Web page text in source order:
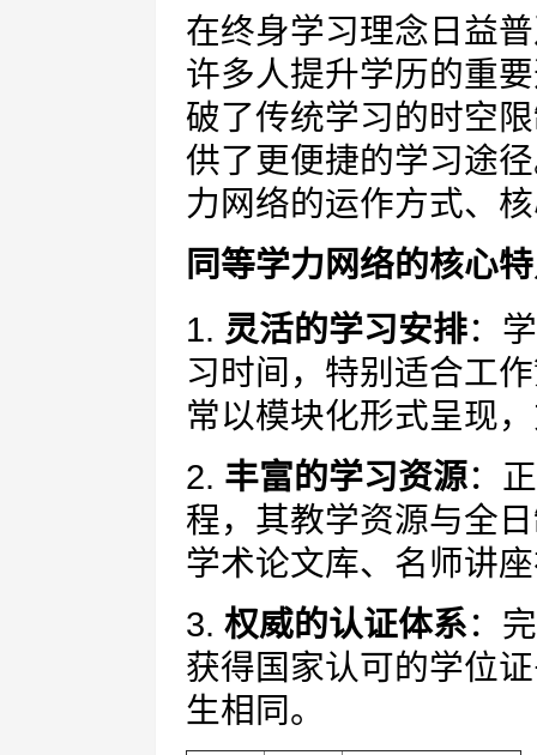
在终身学习理念日益
许多人提升学历的重
破了传统学习的时空
供了更便捷的学习途
力网络的运作方式、
同等学力网络的核心
1. 灵活的学习安排：
习时间，特别适合工
常以模块化形式呈现
2. 丰富的学习资源：
程，其教学资源与全
学术论文库、名师讲
3. 权威的认证体系：
获得国家认可的学位
生相同。